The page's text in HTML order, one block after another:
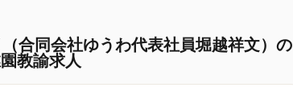
合同会社ゆうわ代表社員堀越祥文）の
教諭求人